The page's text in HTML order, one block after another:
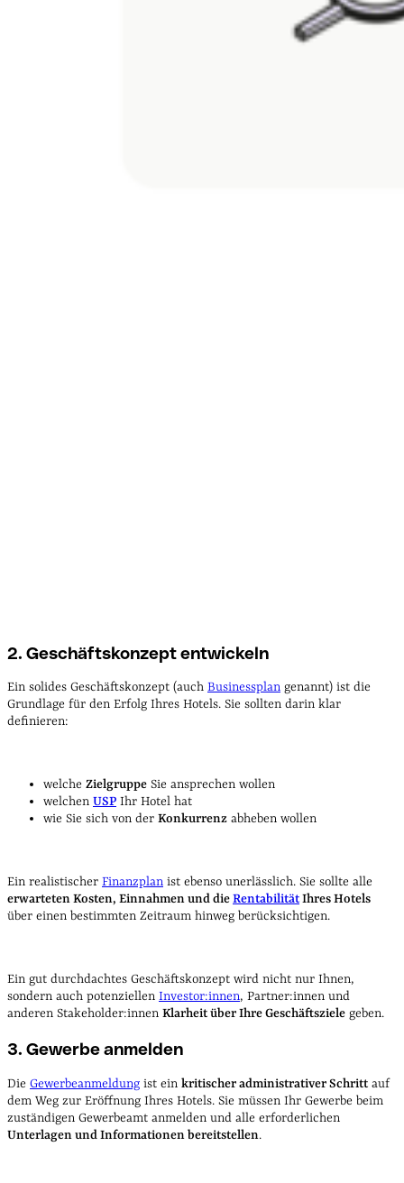
2. Geschäftskonzept entwickeln
Ein solides Geschäftskonzept (auch Businessplan genannt) ist die
Grundlage für den Erfolg Ihres Hotels. Sie sollten darin klar
definieren:
welche Zielgruppe Sie ansprechen wollen
welchen USP Ihr Hotel hat
wie Sie sich von der Konkurrenz abheben wollen
Ein realistischer Finanzplan ist ebenso unerlässlich. Sie sollte alle
erwarteten Kosten, Einnahmen und dieRentabilitätIhres Hotels
über einen bestimmten Zeitraum hinweg berücksichtigen.
Ein gut durchdachtes Geschäftskonzept wird nicht nur Ihnen,
sondern auch potenziellen Investor:innen, Partner:innen und
anderen Stakeholder:innen Klarheit über Ihre Geschäftsziele geben.
3. Gewerbe anmelden
Die Gewerbeanmeldung ist ein kritischer administrativer Schritt auf
dem Weg zur Eröffnung Ihres Hotels. Sie müssen Ihr Gewerbe beim
zuständigen Gewerbeamt anmelden und alle erforderlichen
Unterlagen und Informationen bereitstellen.